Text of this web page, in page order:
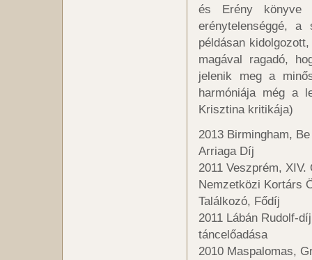
és Erény könyve
erénytelenséggé,
példásan
magával ragadó,
jelenik meg a
harmóniája még a
Krisztina kritikája)
2013 Birmingham,
Arriaga Díj
2011 Veszprém,
Nemzetközi Kortárs
Találkozó, Fődíj
2011 Lábán Rudolf-
táncelőadása
2010 Maspalomas,